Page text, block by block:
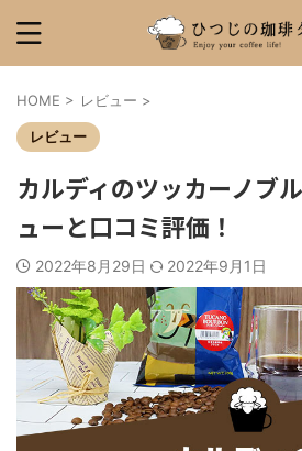
HOME > レビュー >
レビュー
カルディのツッカーノブ
ューと口コミ評価！
2022年8月29日 2022年9月1日